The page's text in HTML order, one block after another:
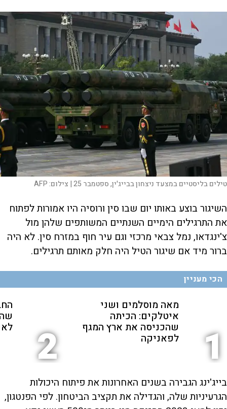
טילים בליסטיים במצעד ניצחון בבייג'ין, ספטמבר 25 | צילום:AFP
השיגור בוצע באותו יום שבו סין ורוסיה היו אמורות לפתוח
את התרגילים הימיים השנתיים המשותפים שלהן מול
צ'ינגדאו, נמל צבאי מרכזי וגם עיר חוף במזרח סין. לא היה
ברור מיד אם שיגור הטיל היה חלק מאותם תרגילים.
הכי מעניין
1
מאה מוסלמים ושני
איטלקים: הכיתה
שהכניסה את ארץ המגף
לפאניקה 2
בייג'ינג הגבירה בשנים האחרונות את פיתוח היכולות
הגרעיניות שלה, והגדילה את תקציב הביטחון. לפי הפנטגון,